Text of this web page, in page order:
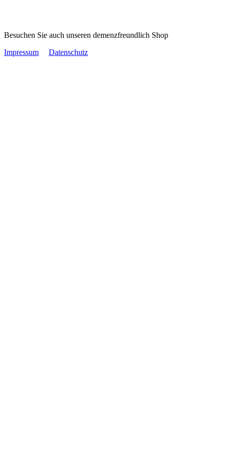
Besuchen Sie auch unseren demenzfreundlich Shop
Impressum
Datenschutz